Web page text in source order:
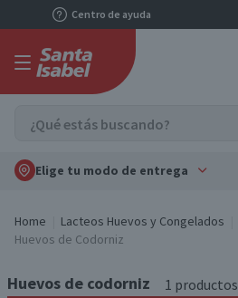
Centro de ayuda
Elige tu modo de entrega
Home Lacteos Huevos y Congelados
Huevos de Codorniz
Huevos de codorniz 1 productos